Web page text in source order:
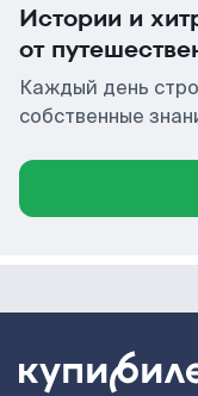
Истории и
от
Каждый день
собственные